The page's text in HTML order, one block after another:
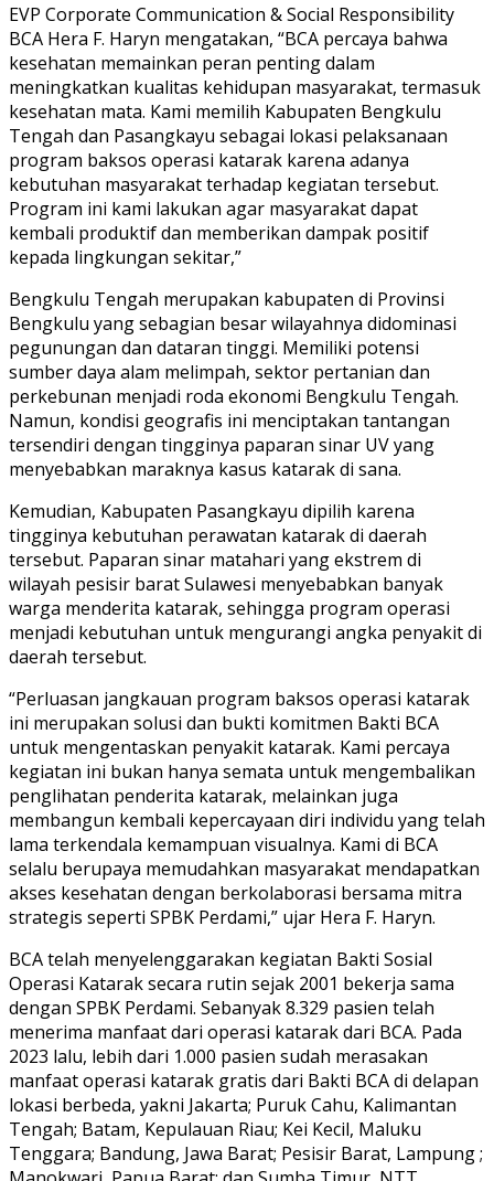
EVP Corporate Communication & Social Responsibility
BCA Hera F. Haryn mengatakan, “BCA percaya bahwa
kesehatan memainkan peran penting dalam
meningkatkan kualitas kehidupan masyarakat, termasuk
kesehatan mata. Kami memilih Kabupaten Bengkulu
Tengah dan Pasangkayu sebagai lokasi pelaksanaan
program baksos operasi katarak karena adanya
kebutuhan masyarakat terhadap kegiatan tersebut.
Program ini kami lakukan agar masyarakat dapat
kembali produktif dan memberikan dampak positif
kepada lingkungan sekitar,”
Bengkulu Tengah merupakan kabupaten di Provinsi
Bengkulu yang sebagian besar wilayahnya didominasi
pegunungan dan dataran tinggi. Memiliki potensi
sumber daya alam melimpah, sektor pertanian dan
perkebunan menjadi roda ekonomi Bengkulu Tengah.
Namun, kondisi geografis ini menciptakan tantangan
tersendiri dengan tingginya paparan sinar UV yang
menyebabkan maraknya kasus katarak di sana.
Kemudian, Kabupaten Pasangkayu dipilih karena
tingginya kebutuhan perawatan katarak di daerah
tersebut. Paparan sinar matahari yang ekstrem di
wilayah pesisir barat Sulawesi menyebabkan banyak
warga menderita katarak, sehingga program operasi
menjadi kebutuhan untuk mengurangi angka penyakit di
daerah tersebut.
“Perluasan jangkauan program baksos operasi katarak
ini merupakan solusi dan bukti komitmen Bakti BCA
untuk mengentaskan penyakit katarak. Kami percaya
kegiatan ini bukan hanya semata untuk mengembalikan
penglihatan penderita katarak, melainkan juga
membangun kembali kepercayaan diri individu yang telah
lama terkendala kemampuan visualnya. Kami di BCA
selalu berupaya memudahkan masyarakat mendapatkan
akses kesehatan dengan berkolaborasi bersama mitra
strategis seperti SPBK Perdami,” ujar Hera F. Haryn.
BCA telah menyelenggarakan kegiatan Bakti Sosial
Operasi Katarak secara rutin sejak 2001 bekerja sama
dengan SPBK Perdami. Sebanyak 8.329 pasien telah
menerima manfaat dari operasi katarak dari BCA. Pada
2023 lalu, lebih dari 1.000 pasien sudah merasakan
manfaat operasi katarak gratis dari Bakti BCA di delapan
lokasi berbeda, yakni Jakarta; Puruk Cahu, Kalimantan
Tengah; Batam, Kepulauan Riau; Kei Kecil, Maluku
Tenggara; Bandung, Jawa Barat; Pesisir Barat, Lampung ;